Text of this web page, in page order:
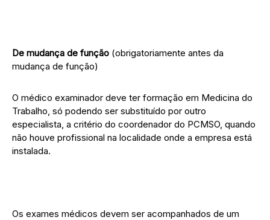
De mudança de função (obrigatoriamente antes da
mudança de função)
O médico examinador deve ter formação em Medicina do
Trabalho, só podendo ser substituído por outro
especialista, a critério do coordenador do PCMSO, quando
não houve profissional na localidade onde a empresa está
instalada.
Os exames médicos devem ser acompanhados de um